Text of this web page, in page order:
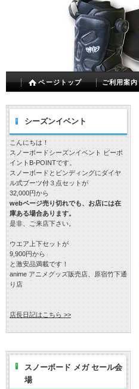
ページトップ ご利用案内
シーズンイベント
こんにちは！
スノーボードシーズンイベント ビーポ
イントB-POINTです。
スノーボードとビンディングにダイヤ
ル式ブーツ付３点セットが
32,000円から
webページ売り切れでも、お店には在
庫ある場合あります。
是非、ご来店下さい。
ウエア上下セットが
9,900円から
と激安品満載です！
anime アニメグッズ販売店、原宿竹下通
り店
店長日記はこちら >>
スノーボード メガ セール会
場